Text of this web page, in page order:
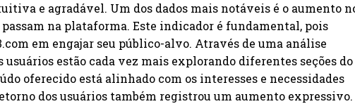
e agradável. Um dos dados mais notáveis é o aumento
na plataforma. Este indicador é fundamental, pois
em engajar seu público-alvo. Através de uma análise
usuários estão cada vez mais explorando diferentes seções do
oferecido está alinhado com os interesses e necessidades
dos usuários também registrou um aumento expressivo.